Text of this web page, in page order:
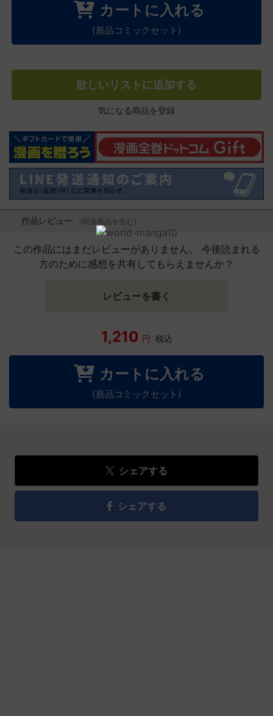
カートに入れる
(新品コミックセット)
欲しいリストに追加する
気になる商品を登録
作品レビュー （関連商品を含む）
この作品にはまだレビューがありません。 今後読まれる
方のために感想を共有してもらえませんか？
レビューを書く
1,210 円 税込
カートに入れる
(新品コミックセット)
シェアする
シェアする